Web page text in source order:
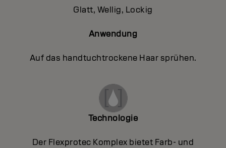
Glatt, Wellig, Lockig
Anwendung
Auf das handtuchtrockene Haar sprühen.
Technologie
Der Flexprotec Komplex bietet Farb- und